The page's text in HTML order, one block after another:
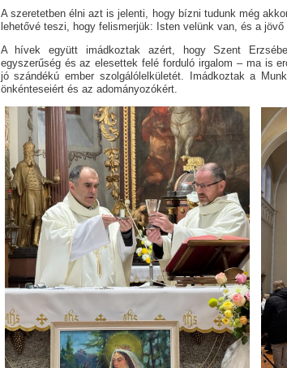
A szeretetben élni azt is jelenti, hogy bízni tudunk még
lehetővé teszi, hogy felismerjük: Isten velünk van, és a
A hívek együtt imádkoztak azért, hogy Szent
egyszerűség és az elesettek felé forduló irgalom – ma is
jó szándékú ember szolgálólelkületét. Imádkoztak a
önkénteseiért és az adományozókért.